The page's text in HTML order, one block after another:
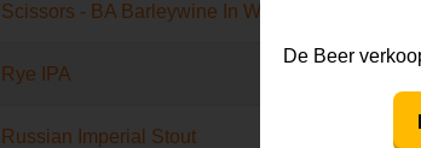
Scissors - BA Barleywine In Wild Turkey
Rye IPA
Russian Imperial Stout
De Beer